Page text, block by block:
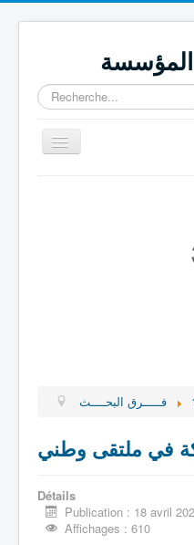
المؤسسة
Rechercher
Basculer
la
التعريـــف بالمــخبـــر
فـــــرق البحــــث
في ملتقى وطني
Détails
Publication : 18 avril
Affichages : 610